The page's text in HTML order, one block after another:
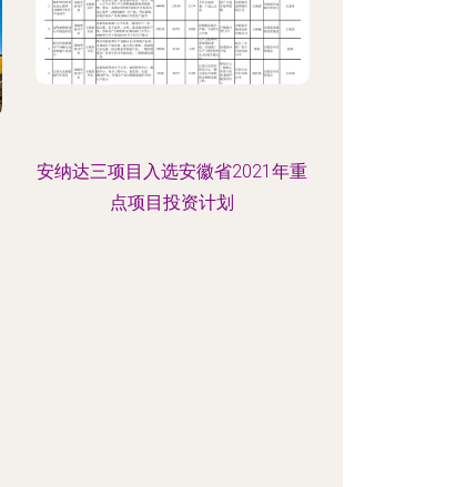
安纳达三项目入选安徽省2021年重
点项目投资计划